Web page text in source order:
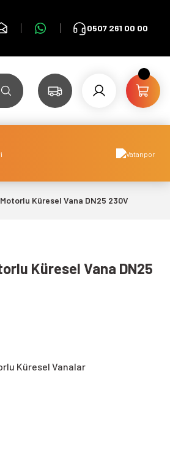
0507 261 00 00
Küresel Vana DN25 230V
Küresel Vana DN25
Küresel Vanalar